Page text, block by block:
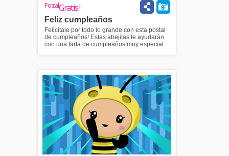
PostalGratis !
Feliz cumpleaños
Felicítale por todo lo grande con esta postal
de cumpleaños! Estas abejitas te ayudarán
con una tarta de cumpleaños muy especial.